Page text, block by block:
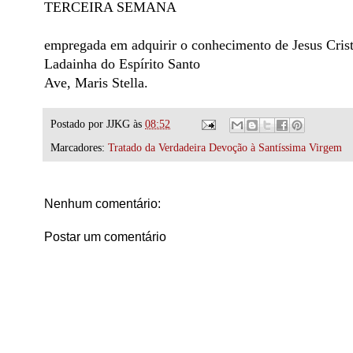
TERCEIRA SEMANA
empregada em adquirir o conhecimento de Jesus
Ladainha do Espírito Santo
Ave, Maris Stella.
Postado por JJKG às 08:52
Marcadores: Tratado da Verdadeira Devoção à Santíssima Virgem
Nenhum comentário:
Postar um comentário